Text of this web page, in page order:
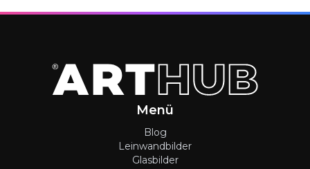
Menü
Blog
Leinwandbilder
Glasbilder